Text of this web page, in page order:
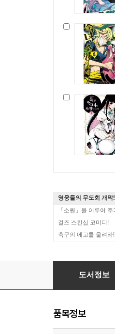
영웅들의 무도회 개막!
「소원」을 이루어 주
걸즈 스킨십 코미디!
축구의 에고를 울려라!
록은 숙녀의 소양
도서정보
품목정보